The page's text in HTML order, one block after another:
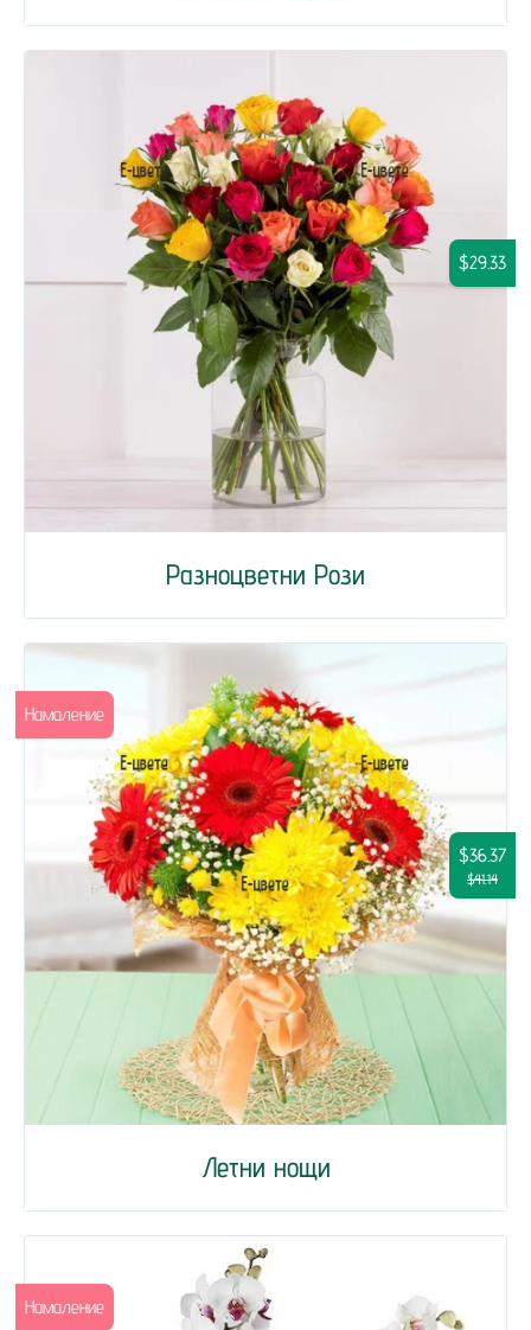
Разноцветни Рози
$29.33
Летни нощи
$36.37
$41.14
Намаление
Намаление